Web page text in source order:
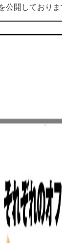
公開してお